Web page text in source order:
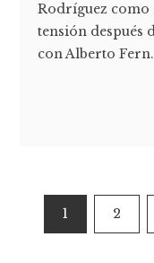
Rodríguez como
tensión después
con Alberto
de
1 2